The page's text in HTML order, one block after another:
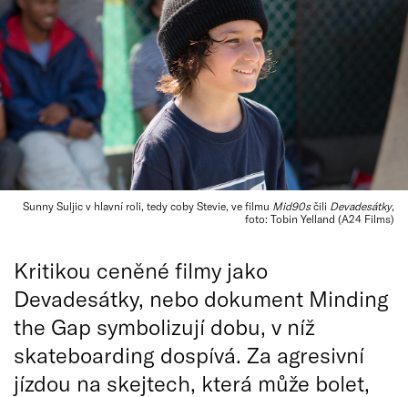
Sunny Suljic v hlavní roli, tedy coby Stevie, ve filmu Mid90sčili Devadesátky,
foto: Tobin Yelland (A24 Films)
Kritikou ceněné filmy jako
Devadesátky, nebo dokument Minding
the Gap symbolizují dobu, v níž
skateboarding dospívá. Za agresivní
jízdou na skejtech, která může bolet,